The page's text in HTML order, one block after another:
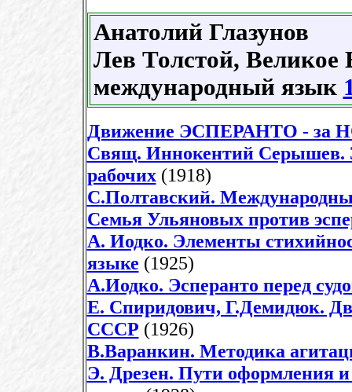
Анатолий Глазунов
Лев Толстой, Великое
международный язык
Движение ЭСПЕРАНТО -
Свящ. Иннокентий Серышев.
рабочих(1918)
С.Полтавский.
Семья Ульяновых против
А. Иодко. Элементы
языке (1925)
А.Иодко. Эсперанто перед
Е. Спиридович, Г.Демидюк.
СССР (1926)
В.Варанкин. Методика
Э. Дрезен. Пути оформления и